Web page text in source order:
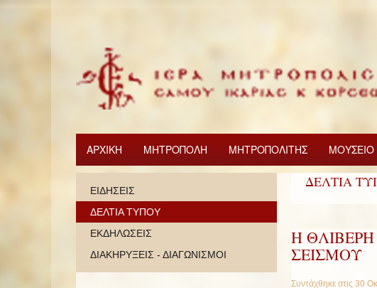
ΑΡΧΙΚΗ ΜΗΤΡΟΠΟΛΗ ΜΗΤΡΟΠΟΛΙΤΗΣ ΜΟΥΣΕΙΟ
ΔΕΛΤΙΑ
Η
ΣΕΙΣΜΟΥ
Συντάχθηκε στις 30
ΕΙΔΗΣΕΙΣ
ΔΕΛΤΙΑ ΤΥΠΟΥ
ΕΚΔΗΛΩΣΕΙΣ
ΔΙΑΚΗΡΥΞΕΙΣ - ΔΙΑΓΩΝΙΣΜΟΙ